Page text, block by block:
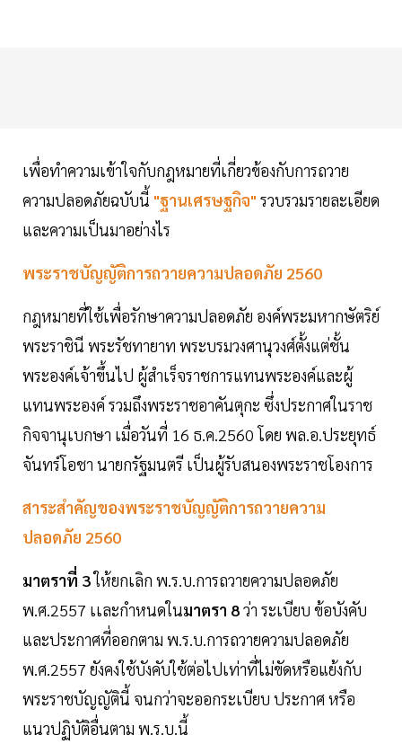
เพื่อทำความเข้าใจกับกฎหมายที่เกี่ยวข้องกับการถวาย
ความปลอดภัยฉบับนี้ "ฐานเศรษฐกิจ" รวบรวมรายละเอียด
และความเป็นมาอย่างไร
พระราชบัญญัติการถวายความปลอดภัย 2560
กฎหมายที่ใช้เพื่อรักษาความปลอดภัย องค์พระมหากษัตริย์
พระราชินี พระรัชทายาท พระบรมวงศานุวงศ์ตั้งแต่ชั้น
พระองค์เจ้าขึ้นไป ผู้สำเร็จราชการแทนพระองค์และผู้
แทนพระองค์ รวมถึงพระราชอาคันตุกะ ซึ่งประกาศในราช
กิจจานุเบกษา เมื่อวันที่ 16 ธ.ค.2560 โดย พล.อ.ประยุทธ์
จันทร์โอชา นายกรัฐมนตรี เป็นผู้รับสนองพระราชโองการ
สาระสำคัญของพระราชบัญญัติการถวายความ
ปลอดภัย 2560
มาตราที่ 3ให้ยกเลิก พ.ร.บ.การถวายความปลอดภัย
พ.ศ.2557 เเละกำหนดในมาตรา 8ว่า ระเบียบ ข้อบังคับ
และประกาศที่ออกตาม พ.ร.บ.การถวายความปลอดภัย
พ.ศ.2557 ยังคงใช้บังคับใช้ต่อไปเท่าที่ไม่ขัดหรือแย้งกับ
พระราชบัญญัตินี้ จนกว่าจะออกระเบียบ ประกาศ หรือ
แนวปฏิบัติอื่นตาม พ.ร.บ.นี้